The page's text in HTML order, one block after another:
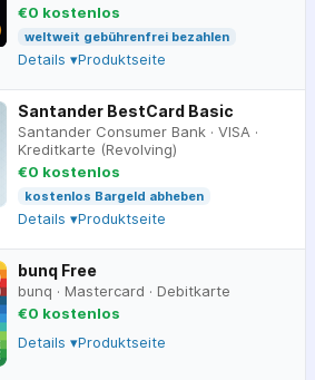
€0 kostenlos
weltweit gebührenfrei bezahlen
Details ▾Produktseite
Santander BestCard Basic
Santander Consumer Bank · VISA ·
Kreditkarte (Revolving)
€0 kostenlos
kostenlos Bargeld abheben
Details ▾Produktseite
bunq Free
bunq · Mastercard · Debitkarte
€0 kostenlos
Details ▾Produktseite